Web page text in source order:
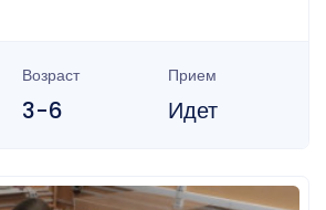
Возраст
3-6
Прием
Идет